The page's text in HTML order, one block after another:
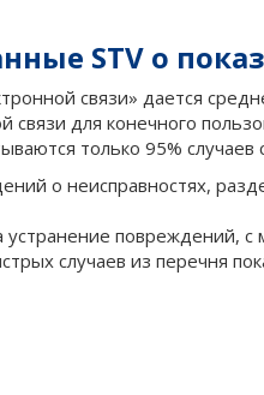
STV о
связи» дается
связи для конечного
только 95%
о неисправностях,
повреждений, с
случаев из перечня